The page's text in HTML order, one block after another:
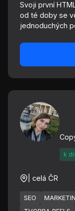
Svoji první
od té doby se
jednoduchých
k
| celá ČR
SEO